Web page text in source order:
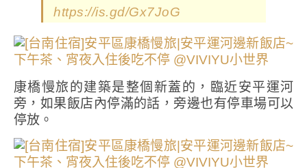
https://is.gd/Gx7JoG
康橋慢旅的建築是整個新蓋的，臨近安平運河
旁，如果飯店內停滿的話，旁邊也有停車場可以
停放。